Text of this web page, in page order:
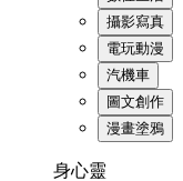
攝影寫真
電玩動漫
汽機車
圖文創作
漫畫塗鴉
身心靈